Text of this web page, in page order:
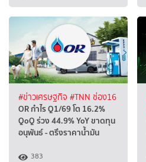
#ข่าวเศรษฐกิจ #TNN ช่อง16
OR กำไร Q1/69 โต 16.2%
QoQ ร่วง 44.9% YoY ขาดทุน
อนุพันธ์ - ตรึงราคาน้ำมัน
383